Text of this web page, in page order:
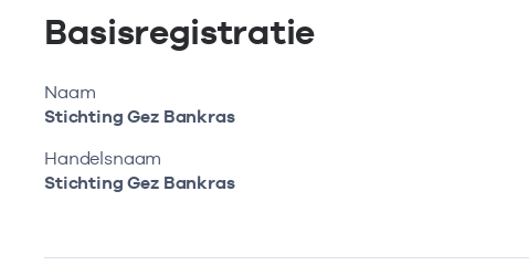
Basisregistratie
Naam
Stichting Gez Bankras
Handelsnaam
Stichting Gez Bankras